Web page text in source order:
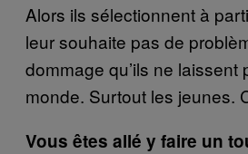
Alors ils sélectionnent à
leur souhaite pas de
dommage qu’ils ne laissent
monde. Surtout les jeunes.
Vous êtes allé y faire un